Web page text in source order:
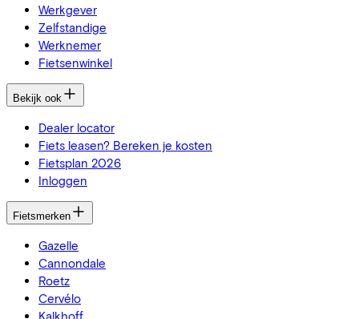
Werkgever
Zelfstandige
Werknemer
Fietsenwinkel
Bekijk ook
Dealer locator
Fiets leasen? Bereken je kosten
Fietsplan 2026
Inloggen
Fietsmerken
Gazelle
Cannondale
Roetz
Cervélo
Kalkhoff